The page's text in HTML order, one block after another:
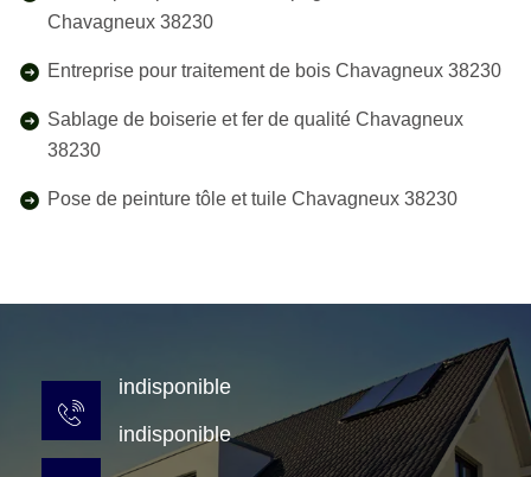
Chavagneux 38230
Entreprise pour traitement de bois Chavagneux 38230
Sablage de boiserie et fer de qualité Chavagneux
38230
Pose de peinture tôle et tuile Chavagneux 38230
indisponible
indisponible